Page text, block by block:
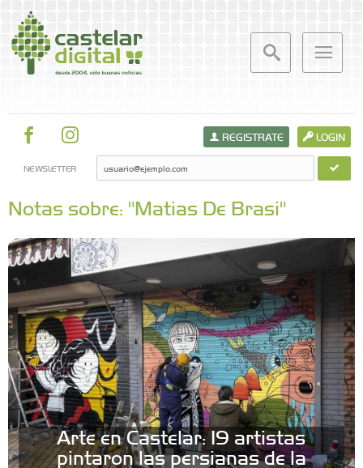
LOGIN
REGISTRATE
NEWSLETTER
Notas sobre: "Matias De Brasi"
Arte en Castelar: 19 artistas
pintaron las persianas de la